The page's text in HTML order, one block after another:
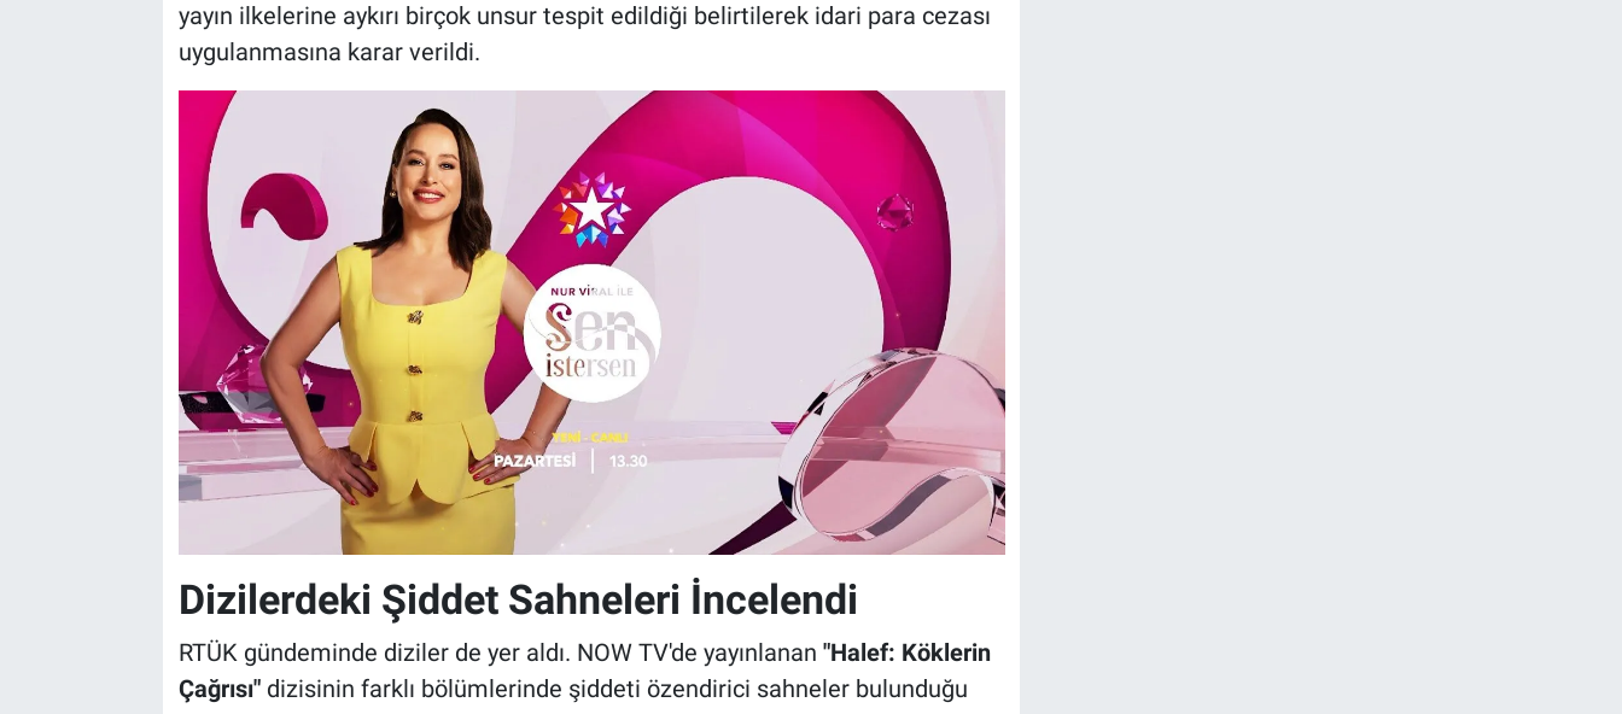
yayın ilkelerine aykırı birçok unsur tespit edildiği belirtilerek idari para cezası
uygulanmasına karar verildi.
Dizilerdeki Şiddet Sahneleri İncelendi
RTÜK gündeminde diziler de yer aldı. NOW TV'de yayınlanan "Halef: Köklerin
Çağrısı"dizisinin farklı bölümlerinde şiddeti özendirici sahneler bulunduğu